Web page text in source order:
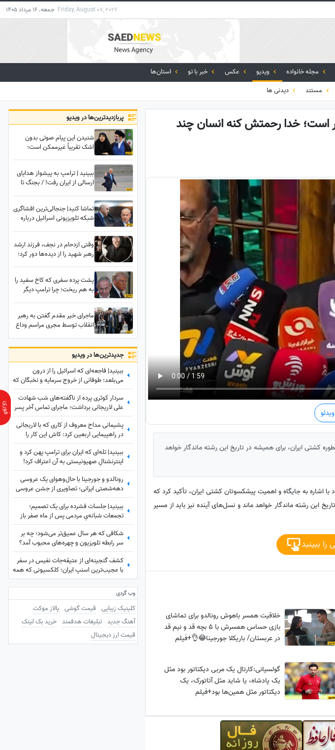
Friday, August 07, 2026 جمعه، 16 مرداد 1405
مجله خانواده ویدیو عکس خبر با تو
استان‌ها
مستند دیدنی ها
است؛ خدا رحمتش کنه انسان چند
کشتی ایران، برای همیشه در تاریخ این رشته ماندگار خواهد
اشاره به جایگاه و اهمیت پیشکسوتان کشتی ایران، تأکید کرد که
این رشته ماندگار خواهد ماند و نسل‌های آینده نیز باید از مسیر
ببینید
خلاقیت همسر باهوش رونالدو برای تماشای
بازی حساس همسرش با 5 بچه قد و نیم قد
در عربستان/ باریکلا جورجینا😂👌+فیلم
گولسیانی:کارتال یک مربی دیکتاتور بود مثل
یک پادشاه، یا شاید مثل آتاتورک، یک
دیکتاتور مثل همین‌ها بود+فیلم
پربازدید‌ترین‌ها در ویدیو
شنیدن این پیام صوتی بدون
اشک تقریباً غیرممکن است؛
آرزویش را جور دیگری برآورده
کرد+فیلم
ببینید | ترامپ به پیشواز هدایای
ارسالی از ایران رفت! / بجنگ تا
تماشا کنید| جنجالی‌ترین افشاگری
شبکه تلویزیونی اسرائیل درباره
در زندگی اردوغان داشته
وقتی ازدحام در نجف، فرزند ارشد
رهبر شهید را از دیده‌ها دور کرد؛
پشت پرده سفری که کاخ سفید را
به هم ریخت؛ چرا ترامپ دیگر
ماجرای خیر مقدم گفتن به رهبر
انقلاب توسط مجری مراسم وداع
مصلی تهران؛ مجری مراسم روایت
کرد
جدید‌ترین‌ها در ویدیو
ببینید| فاجعه‌ای که اسرائیل را از درون
می‌بلعد؛ طوفانی از خروج سرمایه و نخبگان که
نتانیاهو را به خاک سیاه نشاند!
سردار کوثری پرده از ناگفته‌های شب شهادت
علی لاریجانی برداشت؛ ماجرای تماس آخر پسر
شهید لاریجانی چه بود؟
پشیمانی مداح معروف از کاری که با لاریجانی
در راهپیمایی اربعین کرد: کاش این کار را
نمی‌کردم
ببینید| تله‌ای که ایران برای ترامپ پهن کرد و
اینترنشنالِ صهیونیستی به آن اعتراف کرد!
رونالدو و جورجینا با حال‌وهوای یک عروسی
دهه‌شصتی ایرانی؛ تصاویری از جشن عروسی
ستاره فوتبال با حضور هالند، امباپه و مسی
که همه را غافلگیر کرد!
ببینید| جلسات فشرده برای یک تصمیم؛
تجمعات شبانه‌یِ مردمی پس از ماه صفر باز
هم ادامه دارد؟
شکافی که هر سال عمیق‌تر می‌شود؛ چه بر
سر رابطه تلویزیون و چهره‌های محبوب آمد؟
کشف گنجینه‌ای از عتیقه‌جات نفیس در سفر
با عجیب‌ترین اسنپ ایران؛ کلکسیونی که همه
را شگفت‌زده کرد
وب گردی
کلینیک زیبایی قیمت گوشی پالاز موکت
آهنگ جدید تبلیغات هدفمند خرید بک لینک
قیمت ارز دیجیتال